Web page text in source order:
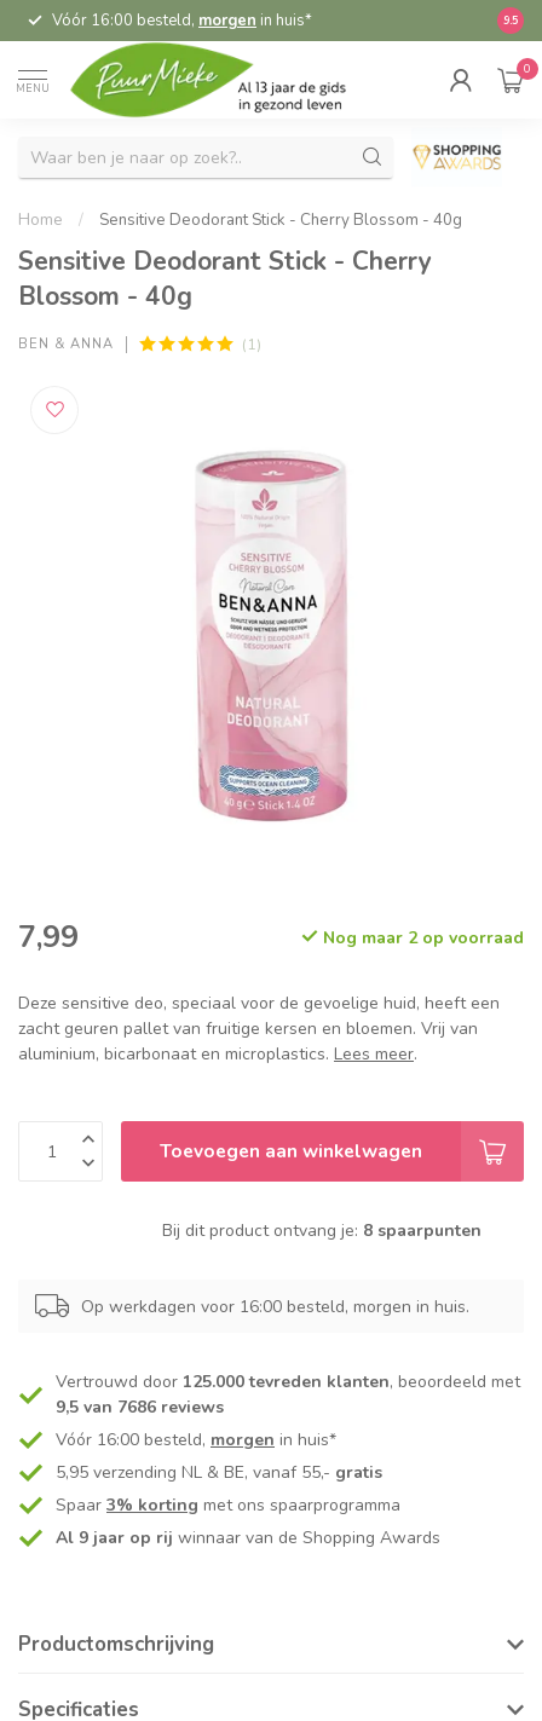
Vóór 16:00 besteld, morgen in huis* 9.5
MENU
0
Home / Sensitive Deodorant Stick - Cherry Blossom - 40g
Sensitive Deodorant Stick - Cherry
Blossom - 40g
BEN & ANNA (1)
7,99 Nog maar 2 op voorraad
Deze sensitive deo, speciaal voor de gevoelige huid, heeft een
zacht geuren pallet van fruitige kersen en bloemen. Vrij van
aluminium, bicarbonaat en microplastics. Lees meer.
Toevoegen aan winkelwagen
Bij dit product ontvang je: 8 spaarpunten
Op werkdagen voor 16:00 besteld, morgen in huis.
Vertrouwd door 125.000 tevreden klanten, beoordeeld met
9,5 van 7686 reviews
Vóór 16:00 besteld, morgen in huis*
5,95 verzending NL & BE, vanaf 55,- gratis
Spaar 3% korting met ons spaarprogramma
Al 9 jaar op rij winnaar van de Shopping Awards
Productomschrijving
Specificaties